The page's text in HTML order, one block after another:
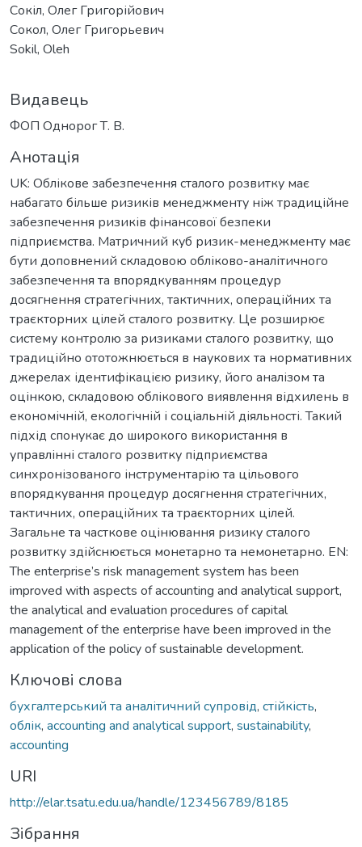
Сокіл, Олег Григорійович
Сокол, Олег Григорьевич
Sokil, Оleh
Видавець
ФОП Однорог Т. В.
Анотація
UK: Облікове забезпечення сталого розвитку має
набагато більше ризиків менеджменту ніж традиційне
забезпечення ризиків фінансової безпеки
підприємства. Матричний куб ризик-менеджменту має
бути доповнений складовою обліково-аналітичного
забезпечення та впорядкуванням процедур
досягнення стратегічних, тактичних, операційних та
траєкторних цілей сталого розвитку. Це розширює
систему контролю за ризиками сталого розвитку, що
традиційно ототожнюється в наукових та нормативних
джерелах ідентифікацією ризику, його аналізом та
оцінкою, складовою облікового виявлення відхилень в
економічній, екологічній і соціальній діяльності. Такий
підхід спонукає до широкого використання в
управлінні сталого розвитку підприємства
синхронізованого інструментарію та цільового
впорядкування процедур досягнення стратегічних,
тактичних, операційних та траєкторних цілей.
Загальне та часткове оцінювання ризику сталого
розвитку здійснюється монетарно та немонетарно. EN:
The enterprise’s risk management system has been
improved with aspects of accounting and analytical support,
the analytical and evaluation procedures of capital
management of the enterprise have been improved in the
application of the policy of sustainable development.
Ключові слова
бухгалтерський та аналітичний супровід, стійкість,
облік, accounting and analytical support, sustainability,
accounting
URI
http://elar.tsatu.edu.ua/handle/123456789/8185
Зібрання